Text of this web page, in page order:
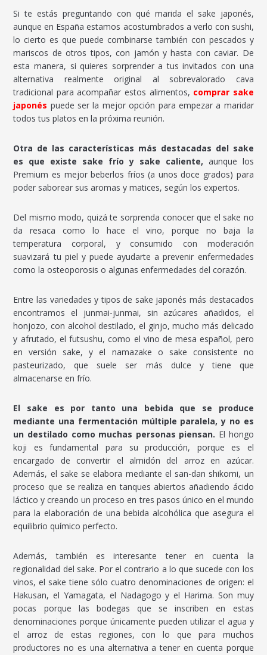
Si te estás preguntando con qué marida el sake japonés,
aunque en España estamos acostumbrados a verlo con sushi,
lo cierto es que puede combinarse también con pescados y
mariscos de otros tipos, con jamón y hasta con caviar. De
esta manera, si quieres sorprender a tus invitados con una
alternativa realmente original al sobrevalorado cava
tradicional para acompañar estos alimentos, comprar sake
japonés puede ser la mejor opción para empezar a maridar
todos tus platos en la próxima reunión.
Otra de las características más destacadas del sake
es que existe sake frío y sake caliente, aunque los
Premium es mejor beberlos fríos (a unos doce grados) para
poder saborear sus aromas y matices, según los expertos.
Del mismo modo, quizá te sorprenda conocer que el sake no
da resaca como lo hace el vino, porque no baja la
temperatura corporal, y consumido con moderación
suavizará tu piel y puede ayudarte a prevenir enfermedades
como la osteoporosis o algunas enfermedades del corazón.
Entre las variedades y tipos de sake japonés más destacados
encontramos el junmai-junmai, sin azúcares añadidos, el
honjozo, con alcohol destilado, el ginjo, mucho más delicado
y afrutado, el futsushu, como el vino de mesa español, pero
en versión sake, y el namazake o sake consistente no
pasteurizado, que suele ser más dulce y tiene que
almacenarse en frío.
El sake es por tanto una bebida que se produce
mediante una fermentación múltiple paralela, y no es
un destilado como muchas personas piensan. El hongo
koji es fundamental para su producción, porque es el
encargado de convertir el almidón del arroz en azúcar.
Además, el sake se elabora mediante el san-dan shikomi, un
proceso que se realiza en tanques abiertos añadiendo ácido
láctico y creando un proceso en tres pasos único en el mundo
para la elaboración de una bebida alcohólica que asegura el
equilibrio químico perfecto.
Además, también es interesante tener en cuenta la
regionalidad del sake. Por el contrario a lo que sucede con los
vinos, el sake tiene sólo cuatro denominaciones de origen: el
Hakusan, el Yamagata, el Nadagogo y el Harima. Son muy
pocas porque las bodegas que se inscriben en estas
denominaciones porque únicamente pueden utilizar el agua y
el arroz de estas regiones, con lo que para muchos
productores no es una alternativa a tener en cuenta porque